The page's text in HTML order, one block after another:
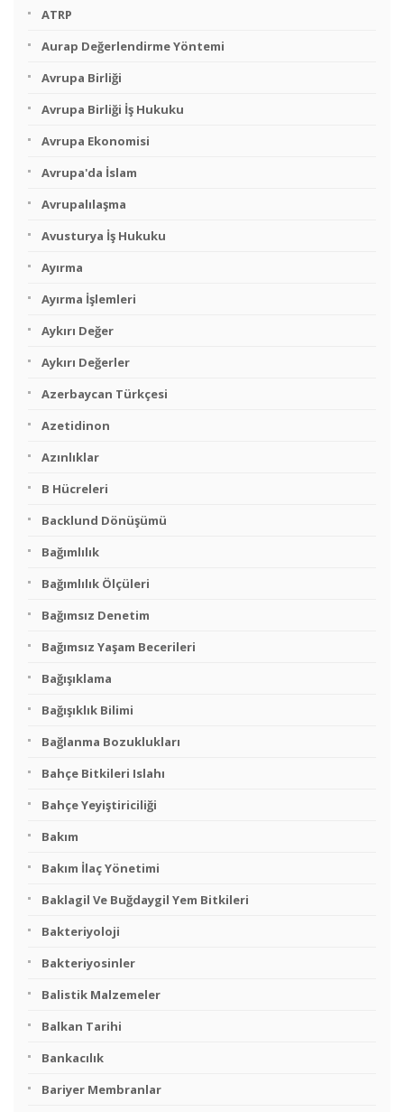
ATRP
Aurap Değerlendirme Yöntemi
Avrupa Birliği
Avrupa Birliği İş Hukuku
Avrupa Ekonomisi
Avrupa'da İslam
Avrupalılaşma
Avusturya İş Hukuku
Ayırma
Ayırma İşlemleri
Aykırı Değer
Aykırı Değerler
Azerbaycan Türkçesi
Azetidinon
Azınlıklar
B Hücreleri
Backlund Dönüşümü
Bağımlılık
Bağımlılık Ölçüleri
Bağımsız Denetim
Bağımsız Yaşam Becerileri
Bağışıklama
Bağışıklık Bilimi
Bağlanma Bozuklukları
Bahçe Bitkileri Islahı
Bahçe Yeyiştiriciliği
Bakım
Bakım İlaç Yönetimi
Baklagil Ve Buğdaygil Yem Bitkileri
Bakteriyoloji
Bakteriyosinler
Balistik Malzemeler
Balkan Tarihi
Bankacılık
Bariyer Membranlar